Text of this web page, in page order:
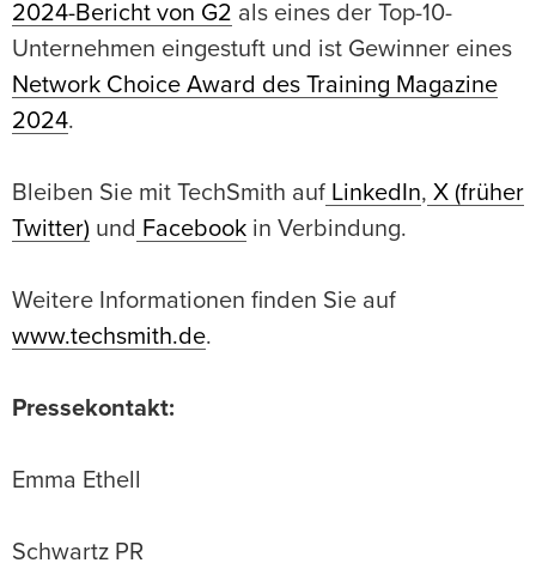
2024-Bericht von G2 als eines der Top-10-
Unternehmen eingestuft und ist Gewinner eines
Network Choice Award des Training Magazine
2024.
Bleiben Sie mit TechSmith auf LinkedIn, X (früher
Twitter) und Facebook in Verbindung.
Weitere Informationen finden Sie auf
www.techsmith.de.
Pressekontakt:
Emma Ethell
Schwartz PR